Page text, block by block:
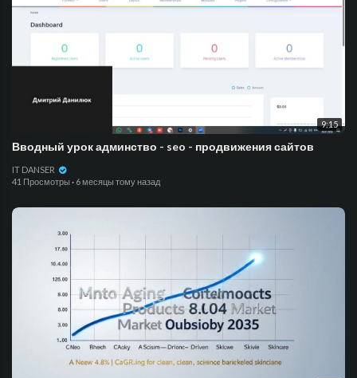
9:15
Вводный урок админство - seo - продвижения сайтов
IT DANSER
41 Просмотры · 6 месяцы тому назад